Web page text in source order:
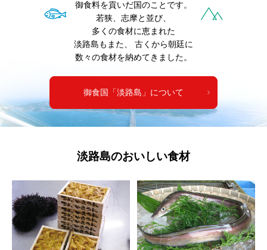
御食料を貢いだ国のことです。
若狭、志摩と並び、
多くの食材に恵まれた
淡路島もまた、
古くから朝廷に
数々の食材を納めてきました。
御食国「淡路島」について
淡路島のおいしい食材